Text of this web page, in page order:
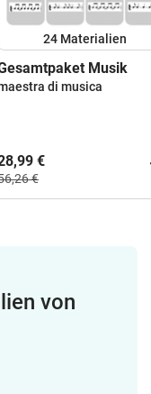
24 Materialien
Musik
di musica
€
€
von